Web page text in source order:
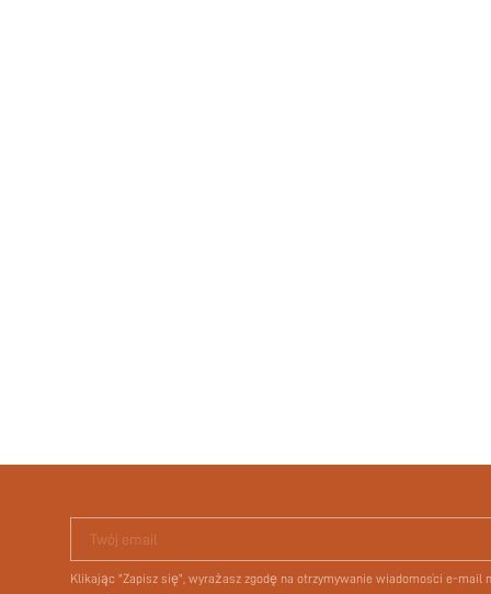
Twój email
Klikając "Zapisz się", wyrażasz zgodę na otrzymywanie wiadomości e-mail